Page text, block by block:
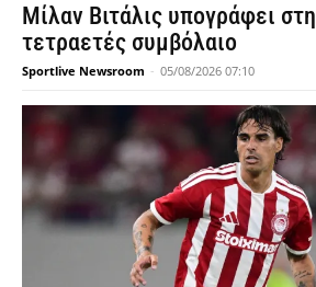
Μίλαν Βιτάλις υπογράφει
τετραετές συμβόλαιο
Sportlive Newsroom - 05/08/2026 07:10